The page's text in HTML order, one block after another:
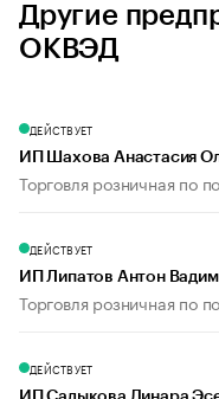
Другие
ОКВЭД
ДЕЙСТВУЕТ
ИП Шахова Анастасия
Торговля розничная по
ДЕЙСТВУЕТ
ИП Липатов Антон
Торговля розничная по
ДЕЙСТВУЕТ